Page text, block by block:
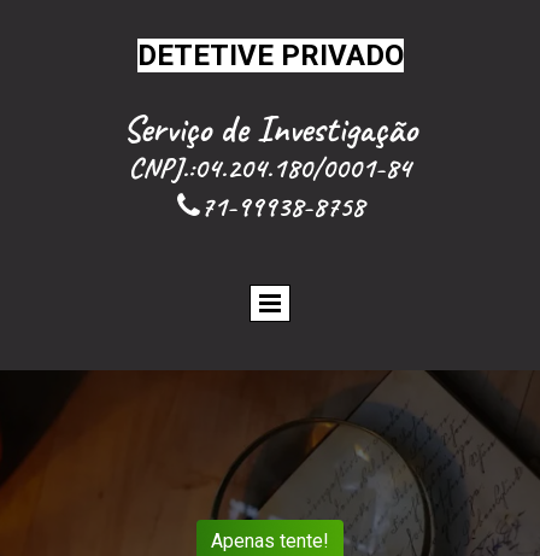
DETETIVE PRIVADO
Serviço deInvestigação
CNPJ.:04.204.180/0001-84
71-99938-8758
Apenas tente!